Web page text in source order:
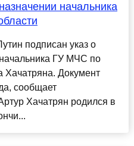
начальника
подписан указ о
ГУ МЧС по
Хачатряна. Документ
сообщает
Хачатрян родился в